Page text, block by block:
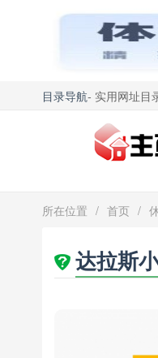
目录导航- 实用网址目
所在位置 / 首页 /
达拉斯